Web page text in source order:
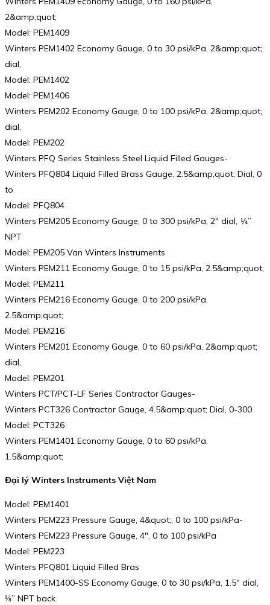
2&amp;quot;
Model: PEM1409
Winters PEM1402 Economy Gauge, 0 to 30 psi/kPa, 2&amp;quot;
dial,
Model: PEM1402
Model: PEM1406
Winters PEM202 Economy Gauge, 0 to 100 psi/kPa, 2&amp;quot;
dial,
Model: PEM202
Winters PFQ Series Stainless Steel Liquid Filled Gauges-
Winters PFQ804 Liquid Filled Brass Gauge, 2.5&amp;quot; Dial, 0
to
Model: PFQ804
Winters PEM205 Economy Gauge, 0 to 300 psi/kPa, 2″ dial, ¼”
NPT
Model: PEM205 Van Winters Instruments
Winters PEM211 Economy Gauge, 0 to 15 psi/kPa, 2.5&amp;quot;
Model: PEM211
Winters PEM216 Economy Gauge, 0 to 200 psi/kPa,
2.5&amp;quot;
Model: PEM216
Winters PEM201 Economy Gauge, 0 to 60 psi/kPa, 2&amp;quot;
dial,
Model: PEM201
Winters PCT/PCT-LF Series Contractor Gauges-
Winters PCT326 Contractor Gauge, 4.5&amp;quot; Dial, 0-300
Model: PCT326
Winters PEM1401 Economy Gauge, 0 to 60 psi/kPa,
1.5&amp;quot;
Đại lý Winters Instruments Việt Nam
Model: PEM1401
Winters PEM223 Pressure Gauge, 4&quot;, 0 to 100 psi/kPa-
Winters PEM223 Pressure Gauge, 4″, 0 to 100 psi/kPa
Model: PEM223
Winters PFQ801 Liquid Filled Bras
Winters PEM1400-SS Economy Gauge, 0 to 30 psi/kPa, 1.5″ dial,
⅛” NPT back